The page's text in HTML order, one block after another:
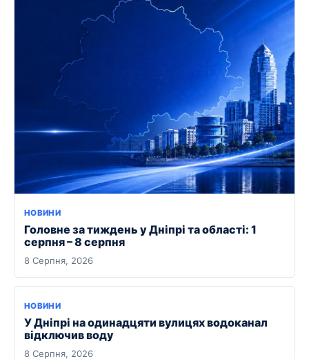
НОВИНИ
Головне за тиждень у Дніпрі та області: 1
серпня – 8 серпня
8 Серпня, 2026
НОВИНИ
У Дніпрі на одинадцяти вулицях водоканал
відключив воду
8 Серпня, 2026